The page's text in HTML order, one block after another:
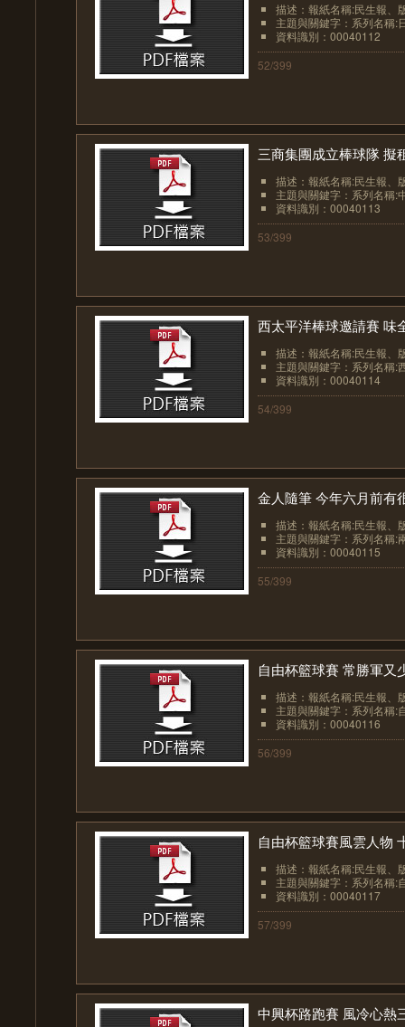
描述：報紙名稱:民生報、
主題與關鍵字：系列名稱:
資料識別：00040112
52/399
三商集團成立棒球隊 擬
描述：報紙名稱:民生報、
主題與關鍵字：系列名稱:
資料識別：00040113
53/399
西太平洋棒球邀請賽 味
描述：報紙名稱:民生報、
主題與關鍵字：系列名稱:
資料識別：00040114
54/399
金人隨筆 今年六月前有
描述：報紙名稱:民生報、
主題與關鍵字：系列名稱:
資料識別：00040115
55/399
自由杯籃球賽 常勝軍又
描述：報紙名稱:民生報、
主題與關鍵字：系列名稱:
資料識別：00040116
56/399
自由杯籃球賽風雲人物
描述：報紙名稱:民生報、
主題與關鍵字：系列名稱:
資料識別：00040117
57/399
中興杯路跑賽 風冷心熱